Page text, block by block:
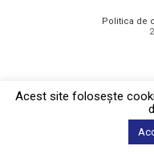
Politica de
Acest site foloseşte